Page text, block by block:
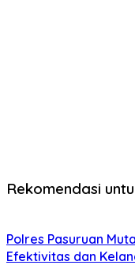
Rekomendasi
Polres Pasuruan
Efektivitas dan